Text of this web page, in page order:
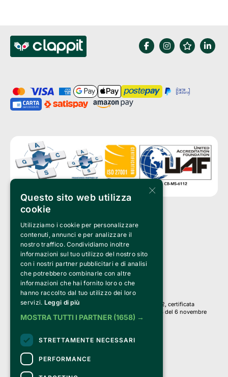
Clappit è un marchio di proprietà di:
Bemils Srl
a Socio Unico
Via Fosse Ardeatine, 4 -20092 Cinisello Balsamo (MI)
PI 05589050961
Iscr. C.C.I.A.A. Milano R.E.A. 1833471
© 2010-2025 Bemils Srl - Tutti i diritti riservati
Credits:
Clappit è basato sulla piattaforma di biglietteria Belive 6.2, certificata
dall’Agenzia delle Entrate con protocollo n. 2025/445474 del 6 novembre
2025.
Su Clappit i tuoi acquisti ed i tuoi dati
sono sicuri e protetti da un certificato SSL
con crittografia a 128 bit.
×
Questo sito web utilizza
cookie
Utilizziamo i cookie per personalizzare
contenuti, annunci e per analizzare il
nostro traffico. Condividiamo inoltre
informazioni sul tuo utilizzo del nostro sito
con i nostri partner pubblicitari e di analisi
che potrebbero combinarle con altre
informazioni che hai fornito loro o che
hanno raccolto dal tuo utilizzo dei loro
servizi. Leggi di più
MOSTRA TUTTI I PARTNER (1658) →
STRETTAMENTE NECESSARI
PERFORMANCE